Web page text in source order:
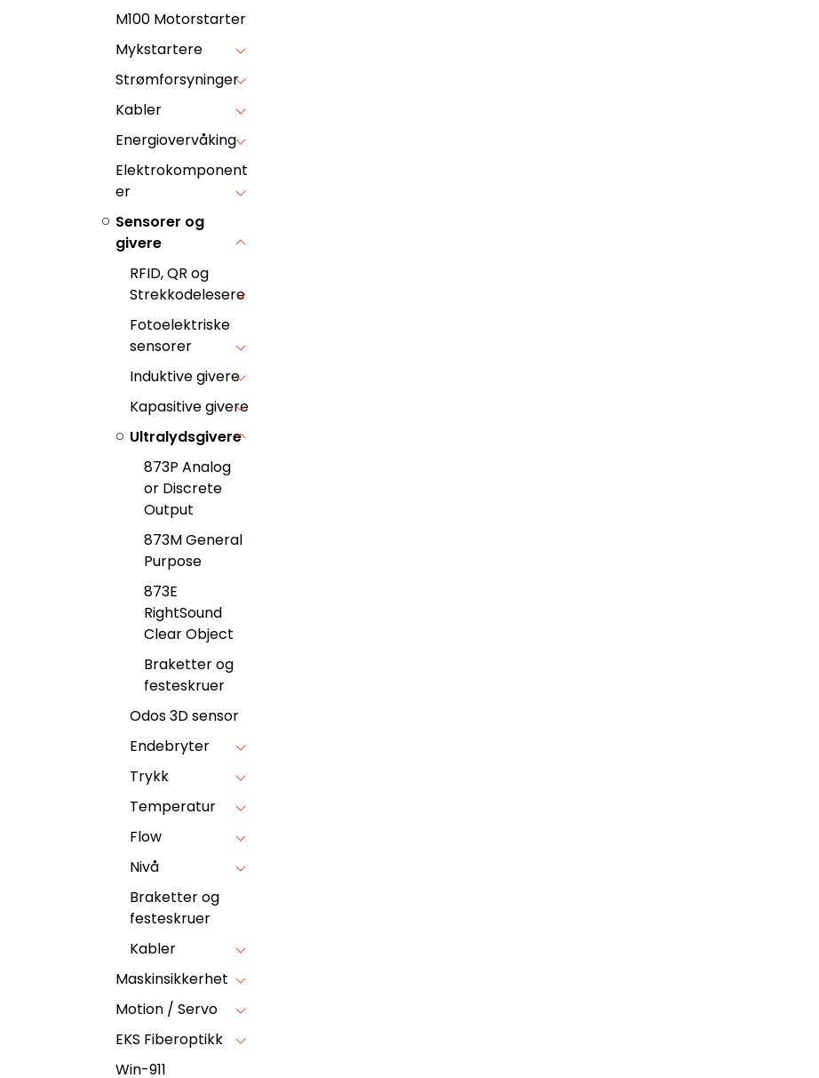
M100 Motorstarter
Mykstartere
Strømforsyninger
Kabler
Energiovervåking
Elektrokomponent
er
Sensorer og
givere
RFID, QR og
Strekkodelesere
Fotoelektriske
sensorer
Induktive givere
Kapasitive givere
Ultralydsgivere
873P Analog
or Discrete
Output
873M General
Purpose
873E
RightSound
Clear Object
Braketter og
festeskruer
Odos 3D sensor
Endebryter
Trykk
Temperatur
Flow
Nivå
Braketter og
festeskruer
Kabler
Maskinsikkerhet
Motion / Servo
EKS Fiberoptikk
Win-911